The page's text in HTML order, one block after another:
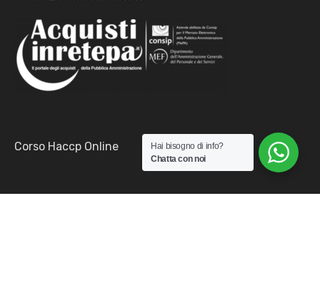
Corso Haccp Online
Hai bisogno di info?
Chatta con noi